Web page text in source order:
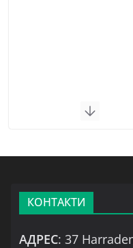
КОНТАКТИ
АДРЕС: 37